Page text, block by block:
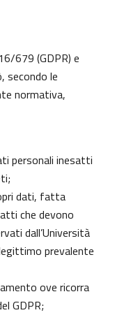
679 (GDPR) e
secondo le
normativa,
personali inesatti
dati, fatta
che devono
dall’Università
prevalente
ove ricorra
GDPR;